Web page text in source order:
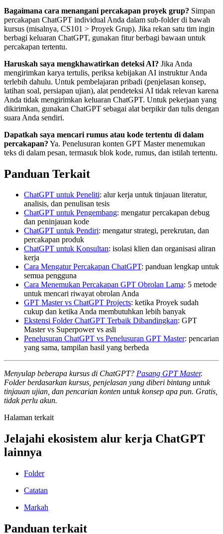
Bagaimana cara menangani percakapan proyek grup? Simpan
percakapan ChatGPT individual Anda dalam sub-folder di bawah
kursus (misalnya, CS101 > Proyek Grup). Jika rekan satu tim ingin
berbagi keluaran ChatGPT, gunakan fitur berbagi bawaan untuk
percakapan tertentu.
Haruskah saya mengkhawatirkan deteksi AI? Jika Anda
mengirimkan karya tertulis, periksa kebijakan AI instruktur Anda
terlebih dahulu. Untuk pembelajaran pribadi (penjelasan konsep,
latihan soal, persiapan ujian), alat pendeteksi AI tidak relevan karena
Anda tidak mengirimkan keluaran ChatGPT. Untuk pekerjaan yang
dikirimkan, gunakan ChatGPT sebagai alat berpikir dan tulis dengan
suara Anda sendiri.
Dapatkah saya mencari rumus atau kode tertentu di dalam
percakapan? Ya. Penelusuran konten GPT Master menemukan
teks di dalam pesan, termasuk blok kode, rumus, dan istilah tertentu.
Panduan Terkait
ChatGPT untuk Peneliti: alur kerja untuk tinjauan literatur,
analisis, dan penulisan tesis
ChatGPT untuk Pengembang: mengatur percakapan debug
dan peninjauan kode
ChatGPT untuk Pendiri: mengatur strategi, perekrutan, dan
percakapan produk
ChatGPT untuk Konsultan: isolasi klien dan organisasi aliran
kerja
Cara Mengatur Percakapan ChatGPT: panduan lengkap untuk
semua pengguna
Cara Menemukan Percakapan GPT Obrolan Lama: 5 metode
untuk mencari riwayat obrolan Anda
GPT Master vs ChatGPT Projects: ketika Proyek sudah
cukup dan ketika Anda membutuhkan lebih banyak
Ekstensi Folder ChatGPT Terbaik Dibandingkan: GPT
Master vs Superpower vs asli
Penelusuran ChatGPT vs Penelusuran GPT Master: pencarian
yang sama, tampilan hasil yang berbeda
Menyulap beberapa kursus di ChatGPT? Pasang GPT Master.
Folder berdasarkan kursus, penjelasan yang diberi bintang untuk
tinjauan ujian, dan pencarian konten untuk konsep apa pun. Gratis,
tidak perlu akun.
Halaman terkait
Jelajahi ekosistem alur kerja ChatGPT
lainnya
Folder
Catatan
Markah
Panduan terkait